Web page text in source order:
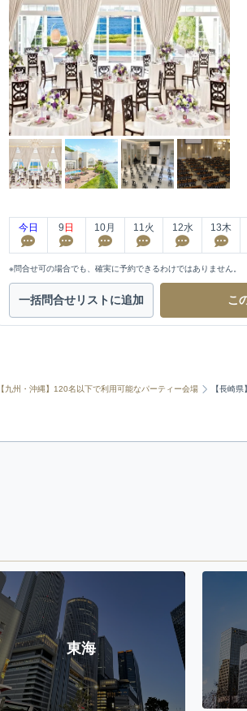
今日 9 日 10月 11火 12水 13木
※問合せ可の場合でも、確実に予約できるわけではありません。
一括問合せリストに追加 こ
【九州・沖縄】120名以下で利用可能なパーティー会場 【長崎
東海